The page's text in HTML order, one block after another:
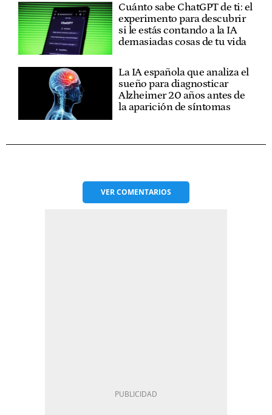
Cuánto sabe ChatGPT de ti: el
experimento para descubrir
si le estás contando a la IA
demasiadas cosas de tu vida
La IA española que analiza el
sueño para diagnosticar
Alzheimer 20 años antes de
la aparición de síntomas
VERCOMENTARIOS